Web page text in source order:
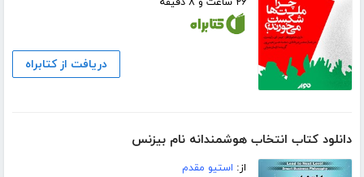
دریافت از کتابراه
دانلود کتاب انتخاب هوشمندانه نام بیزنس
از: استیو مقدم